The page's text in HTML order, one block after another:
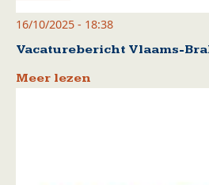
16/10/2025 - 18:38
Vacaturebericht Vlaams-
Meer lezen